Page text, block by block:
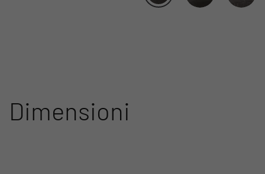
Dimensioni